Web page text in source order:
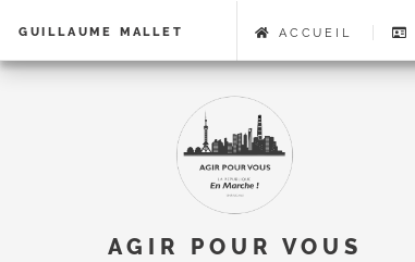
GUILLAUME MALLET ACCUEIL
AGIR POUR VOUS